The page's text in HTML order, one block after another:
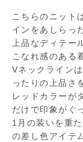
こちらのニット
インをあしらっ
上品なディテー
こなれ感のある
Vネックライン
ったりの上品さ
レッドカラーが
だけで印象がぐ
1月の装いを重
の差し色アイテ